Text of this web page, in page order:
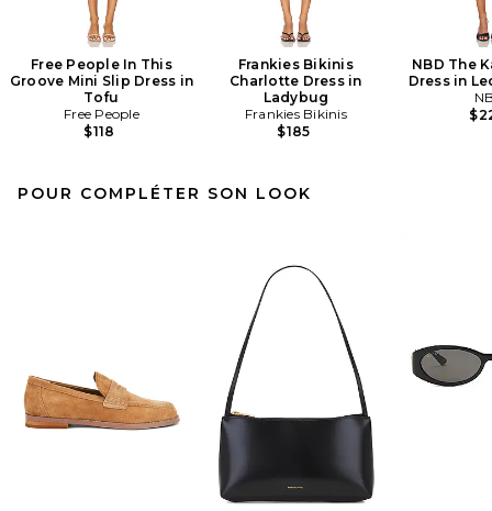
Free People In This
Groove Mini Slip Dress in
Tofu
Free People
$118
Frankies Bikinis
Charlotte Dress in
Ladybug
Frankies Bikinis
$185
NBD The
Dress in
POUR COMPLÉTER SON LOOK